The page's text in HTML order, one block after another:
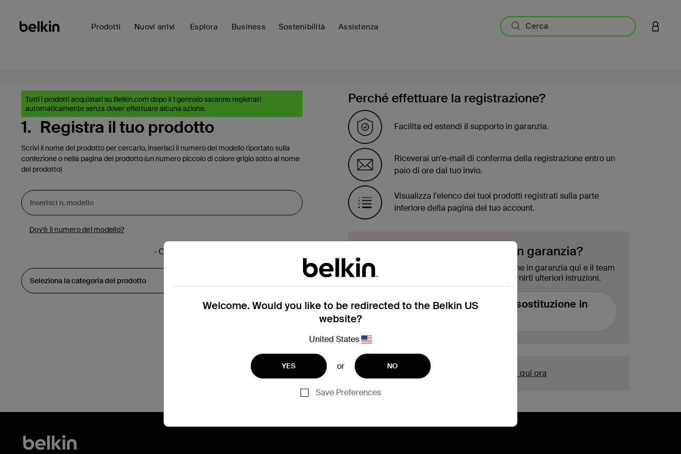
Prodotti Nuovi arrivi Esplora Business Sostenibilità Assistenza
Tutti i prodotti acquistati su Belkin.com dopo il 1 gennaio saranno registrati
automaticamente senza dover effettuare alcuna azione.
1. Registra il tuo prodotto
Scrivi il nome del prodotto per cercarlo, inserisci il numero del modello riportato sulla
confezione o nella pagina del prodotto (un numero piccolo di colore grigio sotto al nome
del prodotto)
Dov'è il numero del modello?
- O -
Perché effettuare la registrazione?
Facilita ed estendi il supporto in garanzia.
Riceverai un'e-mail di conferma della registrazione entro un
paio di ore dal tuo invio.
Visualizza l'elenco dei tuoi prodotti registrati sulla parte
inferiore della pagina del tuo account.
Devi sostituire un prodotto in garanzia?
Completa il modulo Richiesta di sostituzione in garanzia qui e il team
dell'Assistenza ti contatterà a breve per fornirti ulteriori istruzioni.
Presenta una richiesta di sostituzione in
Ti serve aiuto con la registrazione? Fai clic qui ora
Welcome. Would you like to be redirected to the Belkin US
website?
United States
YES or NO
Save Preferences